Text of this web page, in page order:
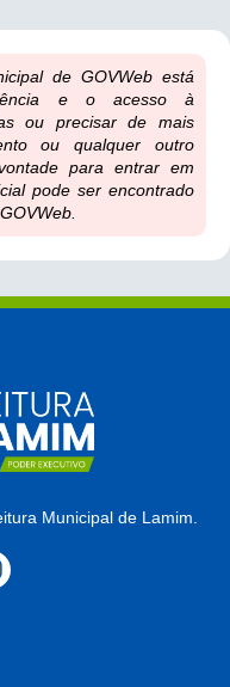
de GOVWeb está
e o acesso à
ou precisar de mais
ou qualquer outro
para entrar em
pode ser encontrado
Municipal de Lamim.